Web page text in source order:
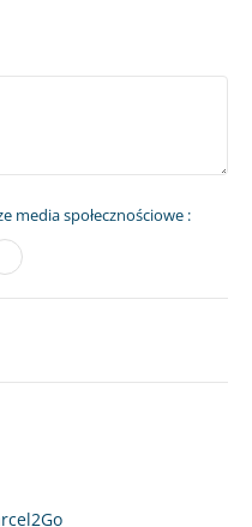
media społecznościowe :